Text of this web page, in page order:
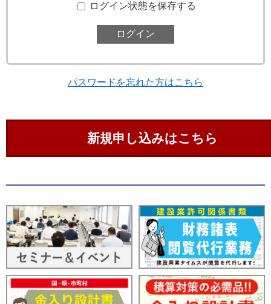
ログイン状態を保存する
パスワードを忘れた方はこちら
新規申し込みはこちら